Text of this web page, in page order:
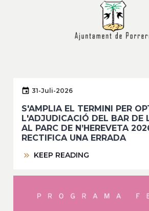
31-Juli-2026
S'AMPLIA EL TERMINI PER
L'ADJUDICACIÓ DEL BAR DE
AL PARC DE N’HEREVETA
RECTIFICA UNA ERRADA
KEEP READING